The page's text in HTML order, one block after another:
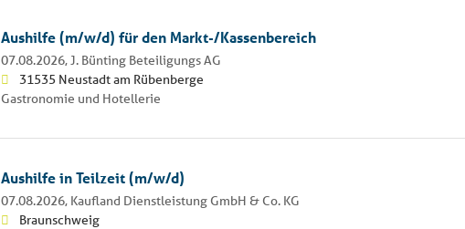
Aushilfe (m/w/d) für den Markt-/Kassenbereich
07.08.2026, J. Bünting Beteiligungs AG
31535 Neustadt am Rübenberge
Gastronomie und Hotellerie
Aushilfe in Teilzeit (m/w/d)
07.08.2026, Kaufland Dienstleistung GmbH & Co. KG
Braunschweig